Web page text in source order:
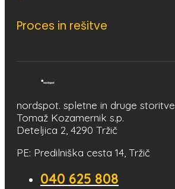
Proces in rešitve
nordspot. spletne in druge storitve
Tomaž Kozamernik s.p.
Deteljica 2, 4290 Tržič
PE: Predilniška cesta 14, Tržič
040 625 808